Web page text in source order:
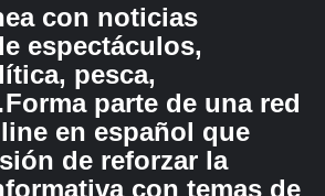
con noticias
espectáculos,
pesca,
parte de una red
en español que
de reforzar la
con temas de